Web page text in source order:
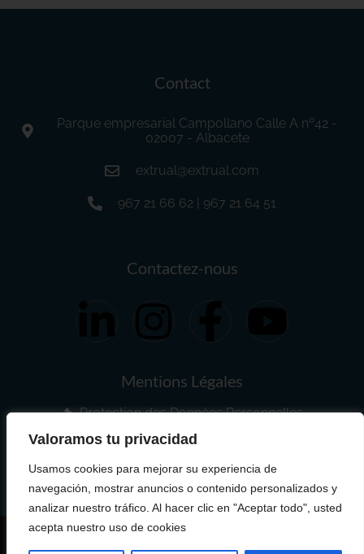
Valoramos tu privacidad
Usamos cookies para mejorar su experiencia de
navegación, mostrar anuncios o contenido personalizados y
analizar nuestro tráfico. Al hacer clic en "Aceptar todo", usted
acepta nuestro uso de cookies
Contact
Parque empresarial Campollano Calle A nº42 -
02007 - Albacete
extrual@extrual.com
967 21 66 62 | 967 21 64 51
Contactez-nous
Mentions Légales
Protection des Données Personnelles
Politique des Cookies
Créé par Trinexo.Tous droits réservés© 2026